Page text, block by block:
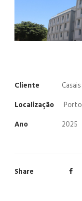
Cliente
Casais
Localização
Porto
Ano
2025
Share